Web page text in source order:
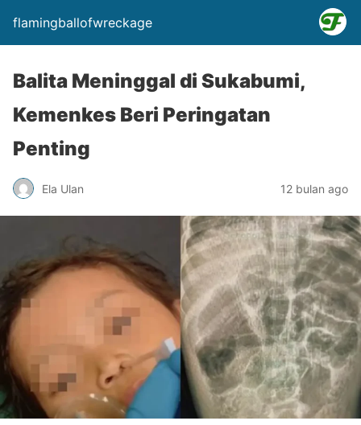
flamingballofwreckage
Balita Meninggal di Sukabumi,
Kemenkes Beri Peringatan
Penting
Ela Ulan 12 bulan ago